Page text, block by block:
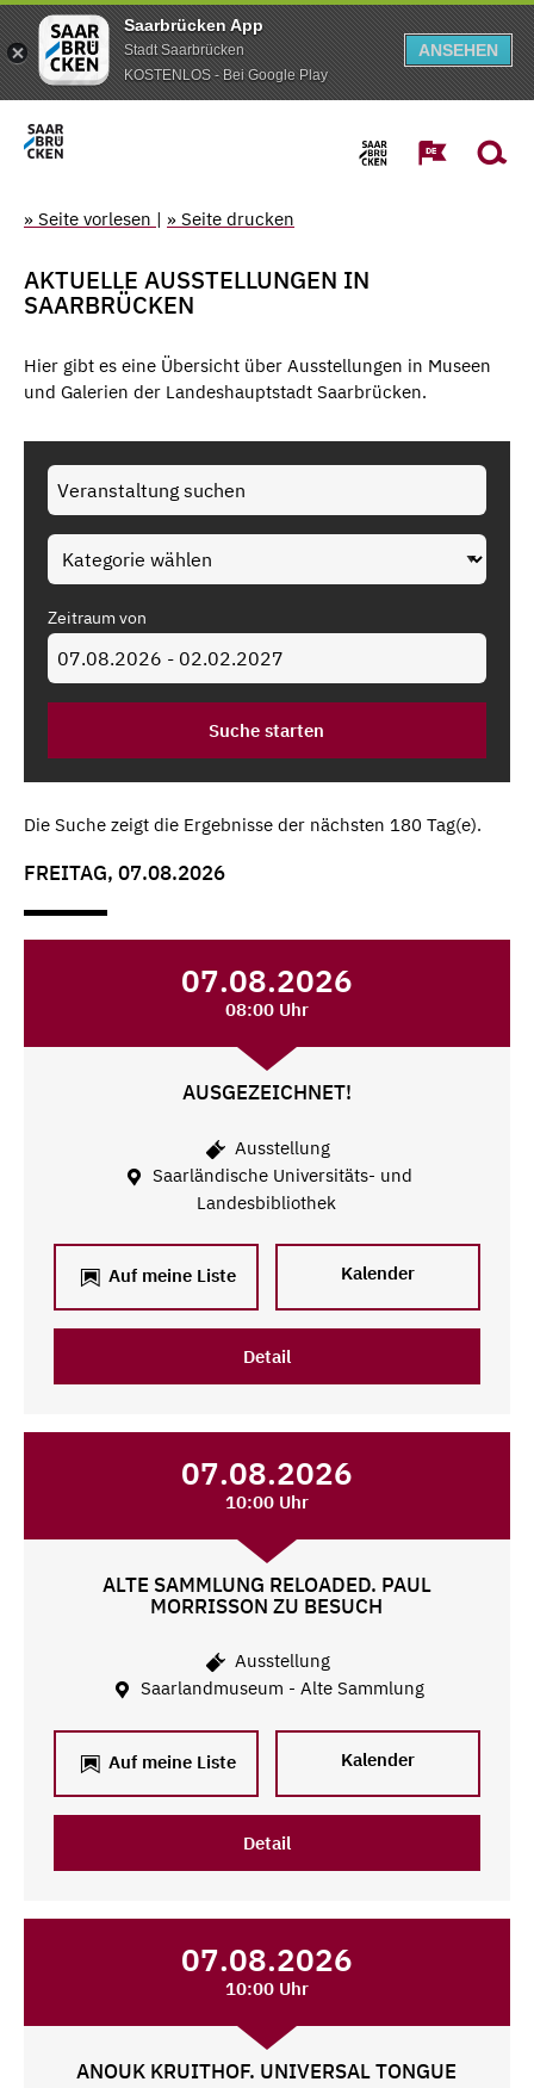
Saarbrücken App
Stadt Saarbrücken
KOSTENLOS - Bei Google Play
ANSEHEN
» Seite vorlesen | » Seite drucken
AKTUELLE AUSSTELLUNGEN IN
SAARBRÜCKEN
Hier gibt es eine Übersicht über Ausstellungen in Museen
und Galerien der Landeshauptstadt Saarbrücken.
Zeitraum von
Die Suche zeigt die Ergebnisse der nächsten 180 Tag(e).
FREITAG, 07.08.2026
07.08.2026
08:00 Uhr
AUSGEZEICHNET!
Ausstellung
Saarländische Universitäts- und
Landesbibliothek
Auf meine Liste Kalender
Detail
07.08.2026
10:00 Uhr
ALTE SAMMLUNG RELOADED. PAUL
MORRISSON ZU BESUCH
Ausstellung
Saarlandmuseum - Alte Sammlung
Auf meine Liste Kalender
Detail
07.08.2026
10:00 Uhr
ANOUK KRUITHOF. UNIVERSAL TONGUE